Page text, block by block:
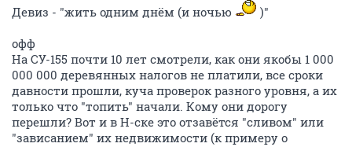
Девиз - "жить одним днём (и ночью
)"
офф
На СУ-155 почти 10 лет смотрели, как они якобы 1 000
000 000 деревянных налогов не платили, все сроки
давности прошли, куча проверок разного уровня, а их
только что "топить" начали. Кому они дорогу
перешли? Вот и в Н-ске это отзавётся "сливом" или
"зависанием" их недвижимости (к примеру о